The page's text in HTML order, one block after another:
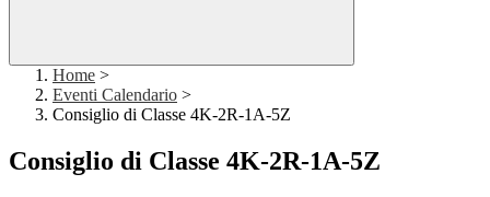
Home >
Eventi Calendario >
Consiglio di Classe 4K-2R-1A-5Z
Consiglio di Classe 4K-2R-1A-5Z